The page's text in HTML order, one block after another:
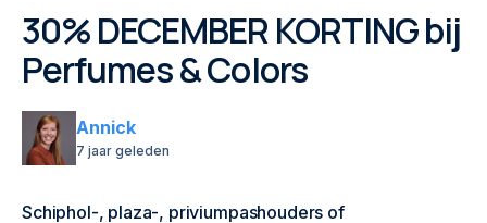
30% DECEMBER KORTING bij
Perfumes & Colors
Annick
7 jaar geleden
Schiphol-, plaza-, priviumpashouders of